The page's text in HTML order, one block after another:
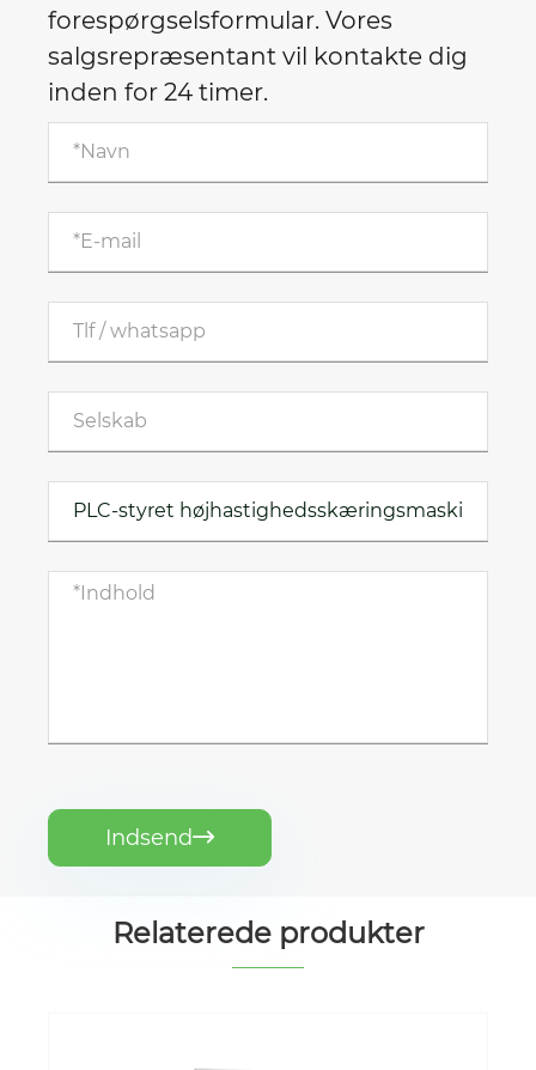
forespørgselsformular. Vores
salgsrepræsentant vil kontakte dig
inden for 24 timer.
Indsend
Relaterede produkter